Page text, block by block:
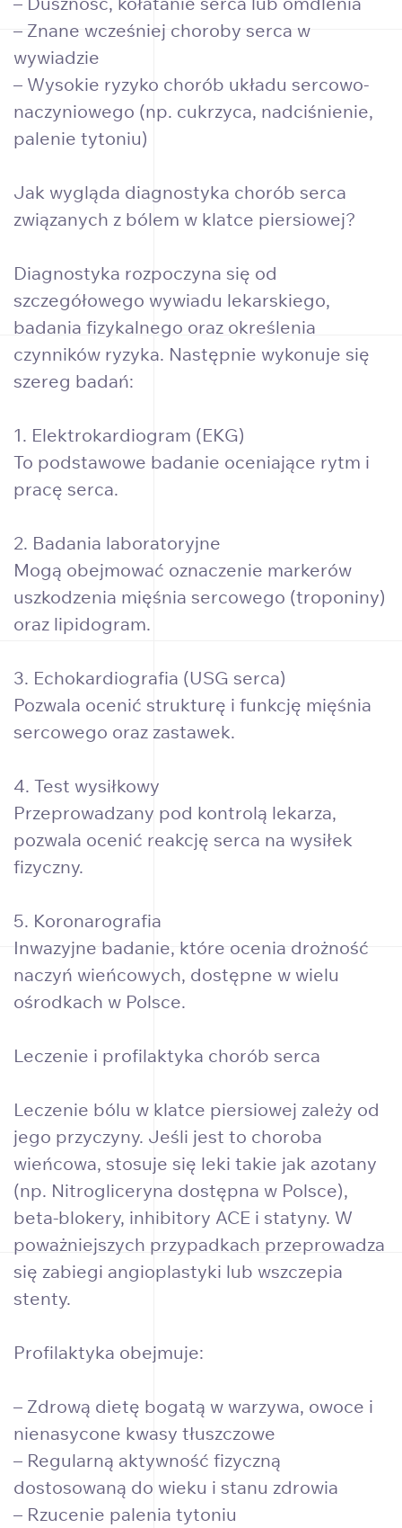
– Znane wcześniej choroby serca w
wywiadzie
– Wysokie ryzyko chorób układu sercowo-
naczyniowego (np. cukrzyca, nadciśnienie,
palenie tytoniu)
Jak wygląda diagnostyka chorób serca
związanych z bólem w klatce piersiowej?
Diagnostyka rozpoczyna się od
szczegółowego wywiadu lekarskiego,
badania fizykalnego oraz określenia
czynników ryzyka. Następnie wykonuje się
szereg badań:
1. Elektrokardiogram (EKG)
To podstawowe badanie oceniające rytm i
pracę serca.
2. Badania laboratoryjne
Mogą obejmować oznaczenie markerów
uszkodzenia mięśnia sercowego (troponiny)
oraz lipidogram.
3. Echokardiografia (USG serca)
Pozwala ocenić strukturę i funkcję mięśnia
sercowego oraz zastawek.
4. Test wysiłkowy
Przeprowadzany pod kontrolą lekarza,
pozwala ocenić reakcję serca na wysiłek
fizyczny.
5. Koronarografia
Inwazyjne badanie, które ocenia drożność
naczyń wieńcowych, dostępne w wielu
ośrodkach w Polsce.
Leczenie i profilaktyka chorób serca
Leczenie bólu w klatce piersiowej zależy od
jego przyczyny. Jeśli jest to choroba
wieńcowa, stosuje się leki takie jak azotany
(np. Nitrogliceryna dostępna w Polsce),
beta-blokery, inhibitory ACE i statyny. W
poważniejszych przypadkach przeprowadza
się zabiegi angioplastyki lub wszczepia
stenty.
Profilaktyka obejmuje:
– Zdrową dietę bogatą w warzywa, owoce i
nienasycone kwasy tłuszczowe
– Regularną aktywność fizyczną
dostosowaną do wieku i stanu zdrowia
– Rzucenie palenia tytoniu